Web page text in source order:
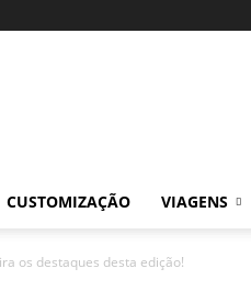
CUSTOMIZAÇÃO VIAGENS
os destaques desta edição!